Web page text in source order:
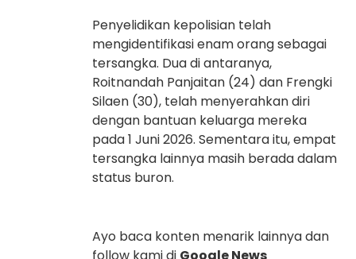
Penyelidikan kepolisian telah
mengidentifikasi enam orang sebagai
tersangka. Dua di antaranya,
Roitnandah Panjaitan (24) dan Frengki
Silaen (30), telah menyerahkan diri
dengan bantuan keluarga mereka
pada 1 Juni 2026. Sementara itu, empat
tersangka lainnya masih berada dalam
status buron.
Ayo baca konten menarik lainnya dan